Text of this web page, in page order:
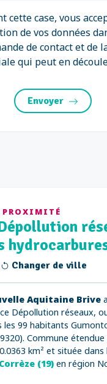
cette case, vous
de vos données
de contact et de
qui peut en
Envoyer
PROXIMITÉ
Changer de ville
Aquitaine Brive
Dépollution réseaux,
99 habitants
Commune étendue
km² et située dans
Corrèze (19) en région